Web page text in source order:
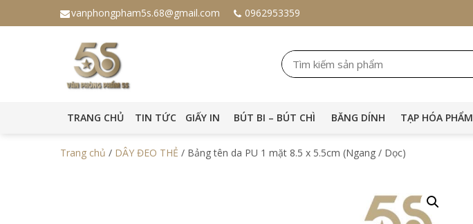
vanphongpham5s.68@gmail.com 0962953359
TRANG CHỦ TIN TỨC GIẤY IN BÚT BI – BÚT CHÌ BĂNG DÍNH TẠP HÓA PHẨM
Trang chủ / DÂY ĐEO THẺ / Bảng tên da PU 1 mặt 8.5 x 5.5cm (Ngang / Dọc)